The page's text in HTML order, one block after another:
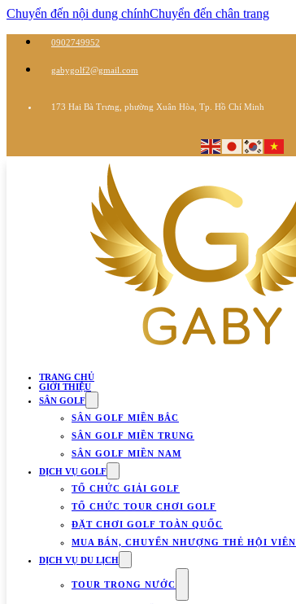
Chuyển đến nội dung chínhChuyển đến chân trang
0902749952
gabygolf2@gmail.com
173 Hai Bà Trưng, phường Xuân Hòa, Tp. Hồ Chí Minh
TRANG CHỦ
GIỚI THIỆU
SÂN GOLF
SÂN GOLF MIỀN BẮC
SÂN GOLF MIỀN TRUNG
SÂN GOLF MIỀN NAM
DỊCH VỤ GOLF
TỔ CHỨC GIẢI GOLF
TỔ CHỨC TOUR CHƠI GOLF
ĐẶT CHƠI GOLF TOÀN QUỐC
MUA BÁN, CHUYỂN NHƯỢNG THẺ HỘI VIÊN
DỊCH VỤ DU LỊCH
TOUR TRONG NƯỚC